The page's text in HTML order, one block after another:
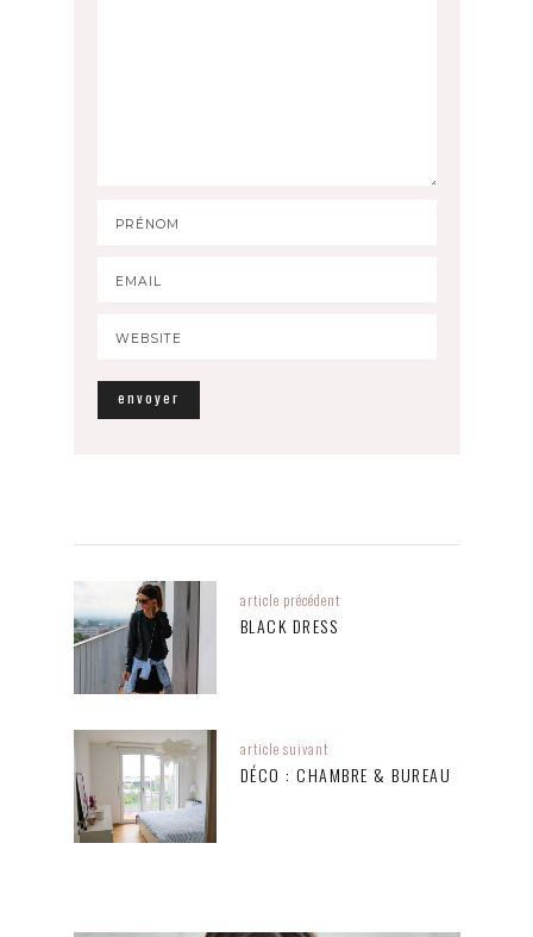
article précédent
BLACK DRESS
article suivant
DÉCO : CHAMBRE & BUREAU